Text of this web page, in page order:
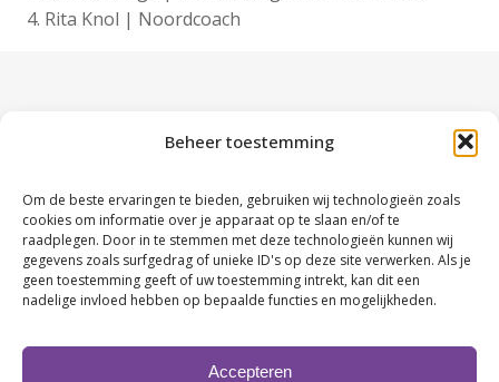
Beheer toestemming
Om de beste ervaringen te bieden, gebruiken wij technologieën zoals
cookies om informatie over je apparaat op te slaan en/of te
raadplegen. Door in te stemmen met deze technologieën kunnen wij
gegevens zoals surfgedrag of unieke ID's op deze site verwerken. Als je
geen toestemming geeft of uw toestemming intrekt, kan dit een
nadelige invloed hebben op bepaalde functies en mogelijkheden.
Accepteren
Rita Knol | Noordcoach
Contactgegevens
KvK nr. 63480123
BTW nr. NL107749245B02